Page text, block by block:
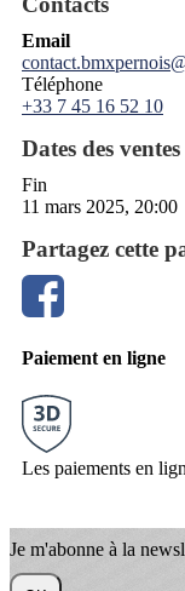
Email
Téléphone
+33 7 45 16 52 10
Dates des ventes
Fin
11 mars 2025, 20:00
Partagez cette
Paiement en ligne
Les paiements en
Je m'abonne à la